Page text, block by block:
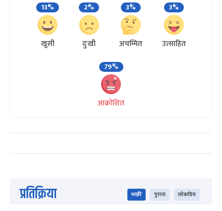
13%
खुसी
2%
दुःखी
3%
अचम्मित
3%
उत्साहित
79%
आक्रोशित
प्रतिक्रिया भर्खरै पुराना लोकप्रिय